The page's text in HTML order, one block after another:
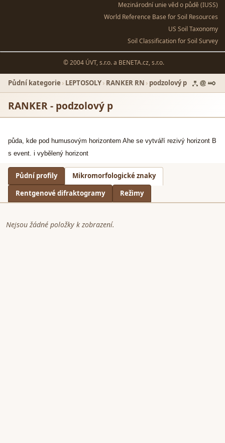
Mezinárodní unie věd o půdě (IUSS)
World Reference Base for Soil Resources
US Soil Taxonomy
Soil Classification for Soil Survey
© 2004 ÚVT, s.r.o. a BENETA.cz, s.r.o.
Půdní kategorie› LEPTOSOLY› RANKER RN › podzolový p
RANKER - podzolový p
půda, kde pod humusovým horizontem Ahe se vytváří rezivý horizont B
s event. i vybě lený horizont
Půdní profily
Mikromorfologické znaky
Rentgenové difraktogramy
Režimy